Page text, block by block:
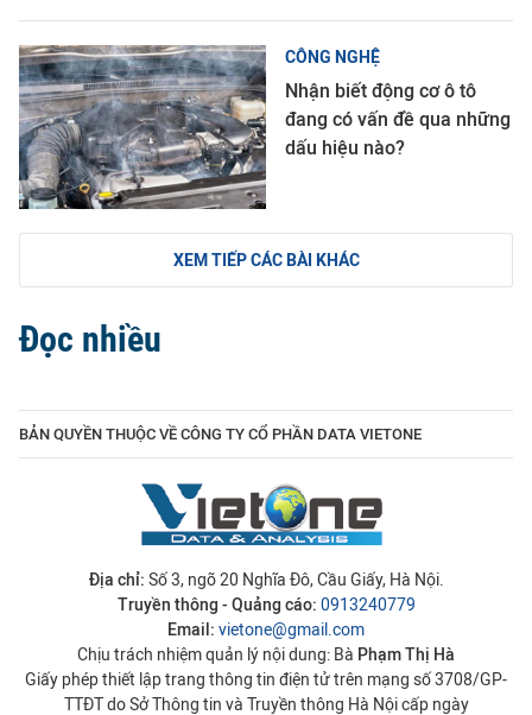
CÔNG NGHỆ
Nhận biết động cơ ô tô
đang có vấn đề qua những
dấu hiệu nào?
XEM TIẾP CÁC BÀI KHÁC
Đọc nhiều
BẢN QUYỀN THUỘC VỀ CÔNG TY CỔ PHẦN DATA VIETONE
Địa chỉ: Số 3, ngõ 20 Nghĩa Đô, Cầu Giấy, Hà Nội.
Truyền thông - Quảng cáo: 0913240779
Email: vietone@gmail.com
Chịu trách nhiệm quản lý nội dung: Bà Phạm Thị Hà
Giấy phép thiết lập trang thông tin điện tử trên mạng số 3708/GP-
TTĐT do Sở Thông tin và Truyền thông Hà Nội cấp ngày